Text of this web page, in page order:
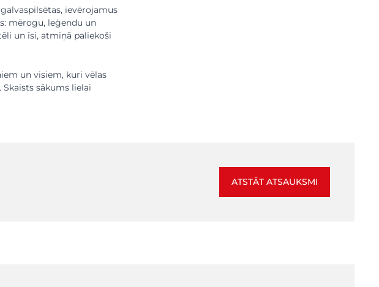
ievērojamus
mērogu, leģendu un
un īsi, atmiņā paliekoši
un visiem, kuri vēlas
sākums lielai
ATSTĀT ATSAUKSMI